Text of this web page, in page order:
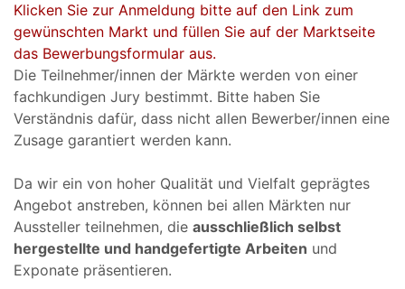
Klicken Sie zur Anmeldung bitte auf den Link zum
gewünschten Markt und füllen Sie auf der Marktseite
das Bewerbungsformular aus.
Die Teilnehmer/innen der Märkte werden von einer
fachkundigen Jury bestimmt. Bitte haben Sie
Verständnis dafür, dass nicht allen Bewerber/innen eine
Zusage garantiert werden kann.
Da wir ein von hoher Qualität und Vielfalt geprägtes
Angebot anstreben, können bei allen Märkten nur
Aussteller teilnehmen, die ausschließlich selbst
hergestellte und handgefertigte Arbeiten und
Exponate präsentieren.